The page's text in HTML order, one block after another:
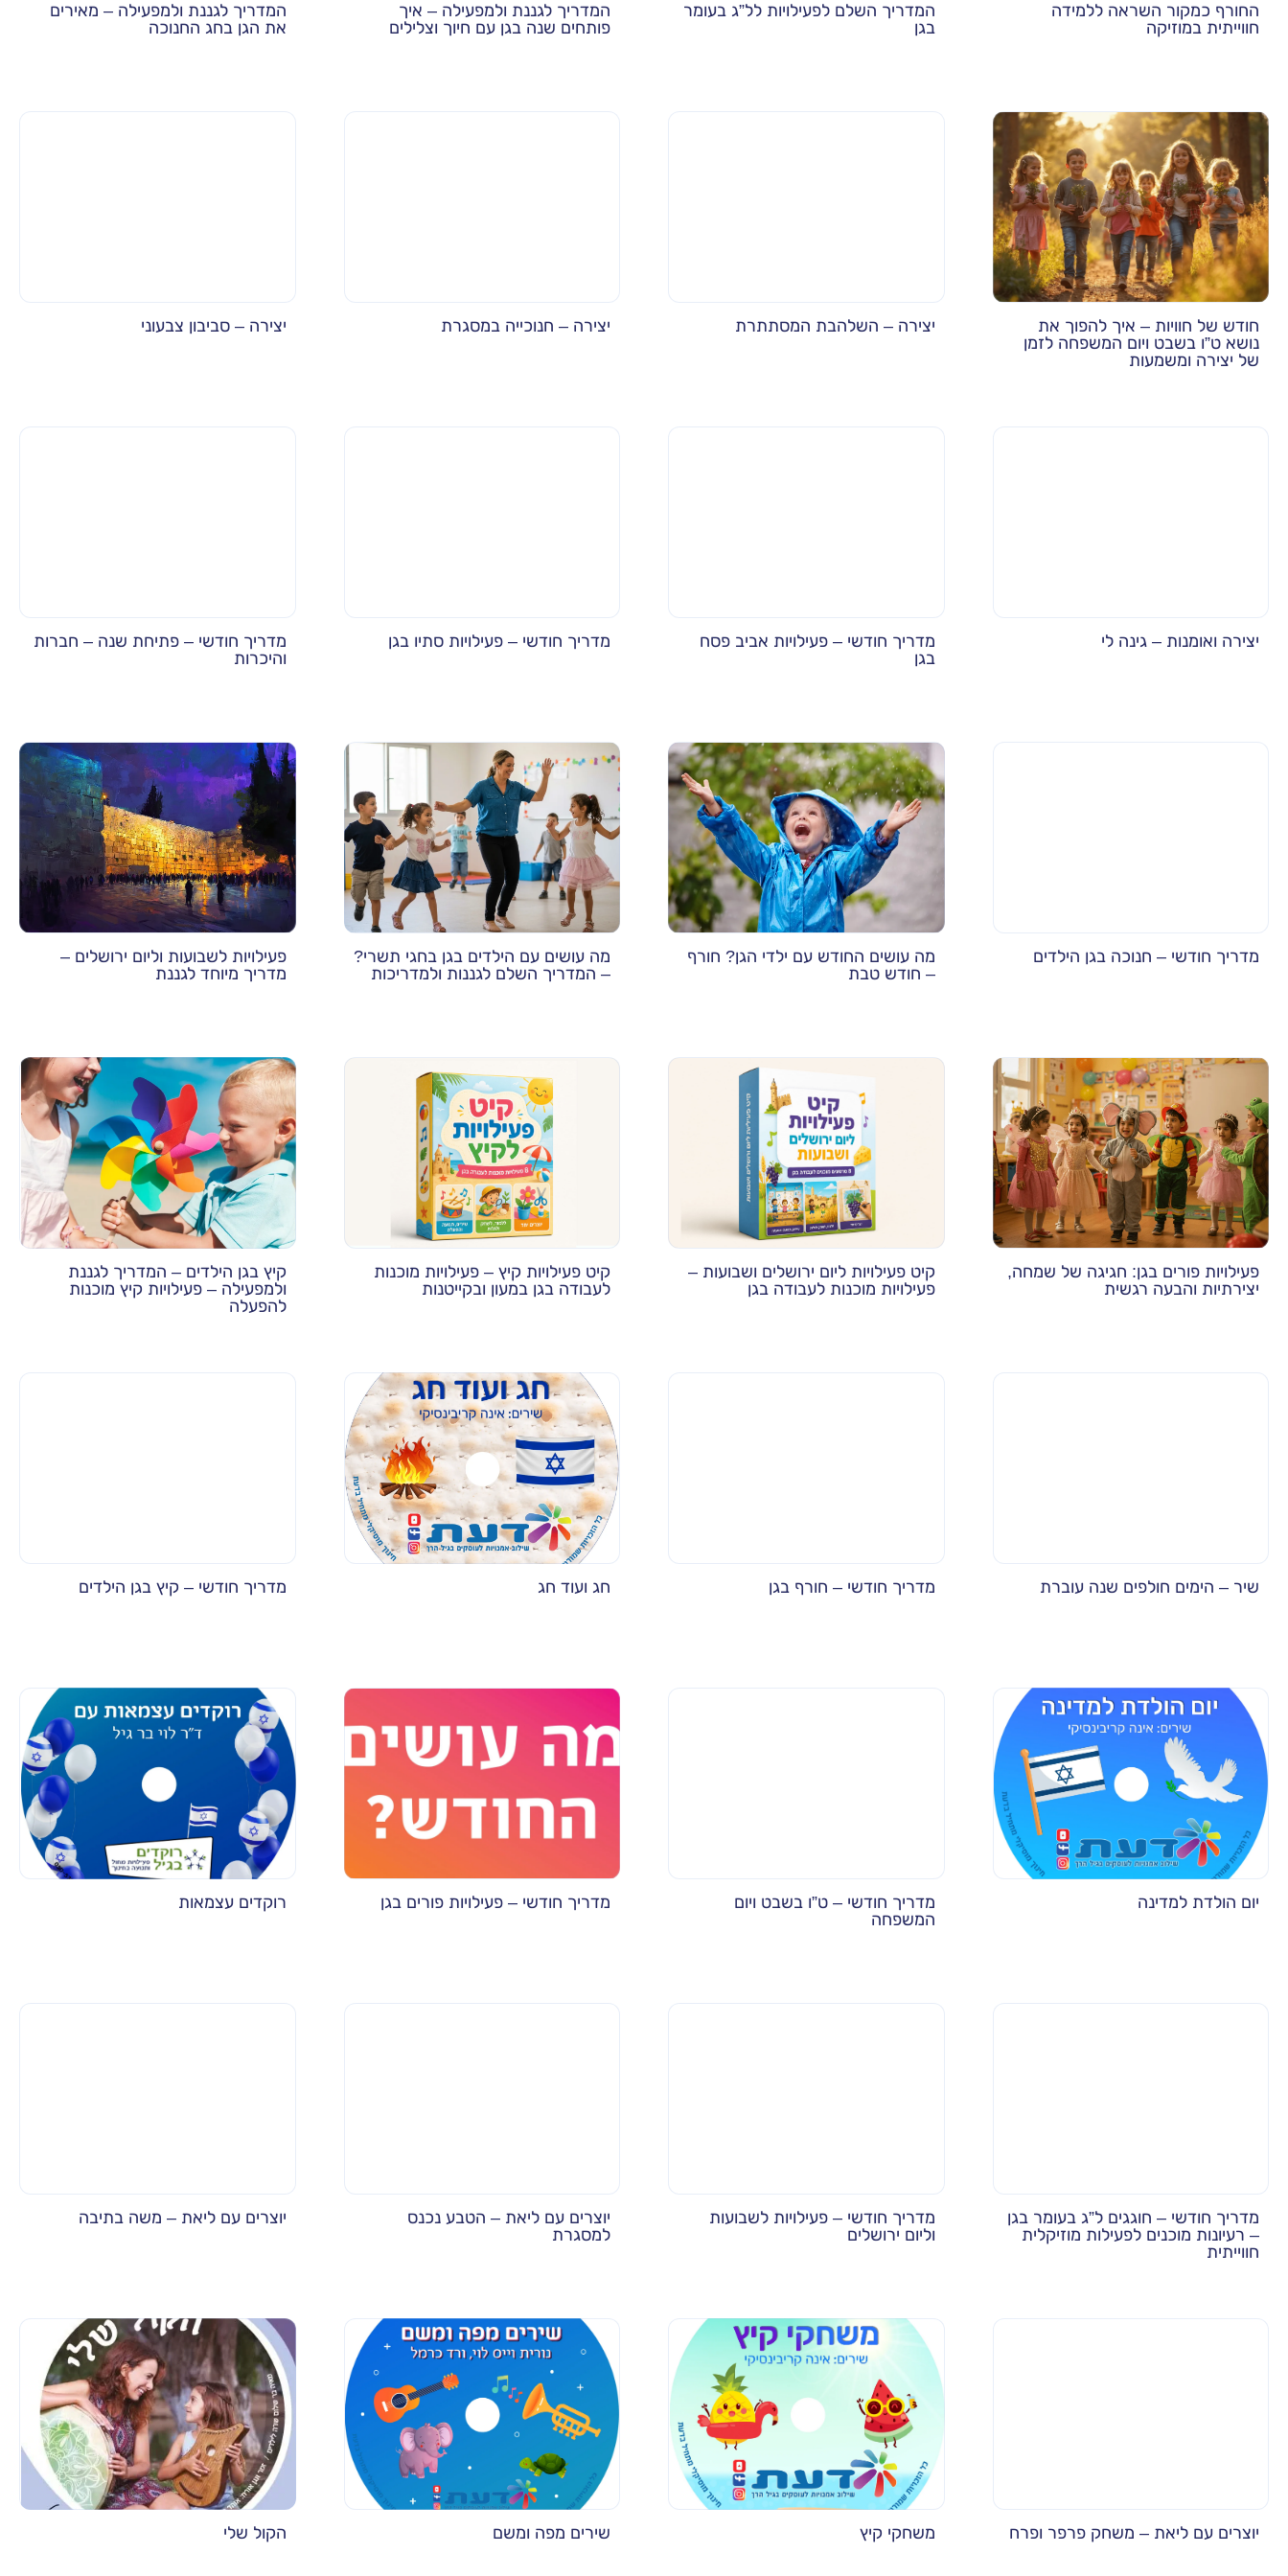
החורף כמקור השראה ללמידה
חווייתית במוזיקה
המדריך השלם לפעילויות לל”ג בעומר
בגן
המדריך לגננת ולמפעילה – איך
פותחים שנה בגן עם חיוך וצלילים
המדריך לגננת ולמפעילה – מאירים
את הגן בחג החנוכה
חודש של חוויות – איך להפוך את
נושא ט”ו בשבט ויום המשפחה לזמן
של יצירה ומשמעות
יצירה – השלהבת המסתתרת יצירה – חנוכייה במסגרת יצירה – סביבון צבעוני
יצירה ואומנות – גינה לי
מדריך חודשי – פעילויות אביב פסח
בגן
מדריך חודשי – פעילויות סתיו בגן
מדריך חודשי – פתיחת שנה – חברות
והיכרות
מדריך חודשי – חנוכה בגן הילדים
מה עושים החודש עם ילדי הגן? חורף
– חודש טבת
מה עושים עם הילדים בגן בחגי תשרי?
– המדריך השלם לגננות ולמדריכות
פעילויות לשבועות וליום ירושלים –
מדריך מיוחד לגננת
פעילויות פורים בגן: חגיגה של שמחה,
יצירתיות והבעה רגשית
קיט פעילויות ליום ירושלים ושבועות –
פעילויות מוכנות לעבודה בגן
קיט פעילויות קיץ – פעילויות מוכנות
לעבודה בגן במעון ובקייטנות
קיץ בגן הילדים – המדריך לגננת
ולמפעילה – פעילויות קיץ מוכנות
להפעלה
שיר – הימים חולפים שנה עוברת מדריך חודשי – חורף בגן חג ועוד חג מדריך חודשי – קיץ בגן הילדים
יום הולדת למדינה
מדריך חודשי – ט”ו בשבט ויום
המשפחה
מדריך חודשי – פעילויות פורים בגן רוקדים עצמאות
מדריך חודשי – חוגגים ל”ג בעומר בגן
– רעיונות מוכנים לפעילות מוזיקלית
חווייתית
מדריך חודשי – פעילויות לשבועות
וליום ירושלים
יוצרים עם ליאת – הטבע נכנס
למסגרת
יוצרים עם ליאת – משה בתיבה
יוצרים עם ליאת – משחק פרפר ופרח משחקי קיץ שירים מפה ומשם הקול שלי